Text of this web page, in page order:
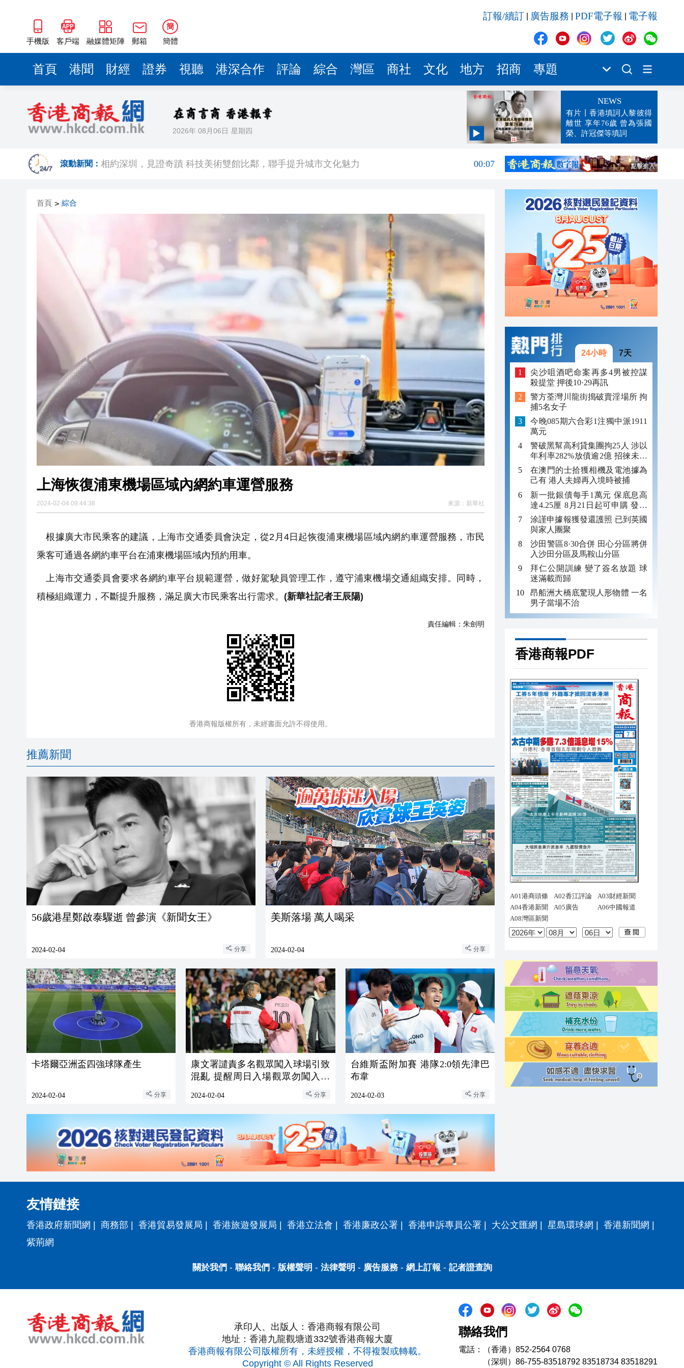
手機版 客戶端 融媒體矩陣 郵箱
簡
簡體
訂報/續訂 廣告服務 PDF電子報 電子報
首頁 港聞 財經 證券 視聽 港深合作 評論 綜合 灣區 商社 文化 地方 招商 專題
2026年 08月06日 星期四
NEWS
有片丨香港填詞人黎彼得
離世 享年76歲 曾為張國
榮、許冠傑等填詞
滾動新聞：
00:19
相約深圳，見證奇蹟 科技美術雙館比鄰，聯手提升城市文化魅力
00:07
有片丨孕婦羊水破裂即將臨盆 正遇晚高峰 情況危急 鐵騎交警一路開道護送
東涌巴士撞電單車 巴士司機涉危駕被捕
23:12
有片丨清淡不等於吃素！ 清淡飲食正在毀掉很多老人的晚年健康
首頁 > 綜合
上海恢復浦東機場區域內網約車運營服務
2024-02-04 09:44:38 來源： 新華社
根據廣大市民乘客的建議，上海市交通委員會決定，從2月4日起恢復浦東機場區域內網約車運營服務，市民
乘客可通過各網約車平台在浦東機場區域內預約用車。
上海市交通委員會要求各網約車平台規範運營，做好駕駛員管理工作，遵守浦東機場交通組織安排。同時，
積極組織運力，不斷提升服務，滿足廣大市民乘客出行需求。 (新華社記者王辰陽)
責任編輯： 朱劍明
香港商報版權所有，未經書面允許不得使用。
推薦新聞
56歲港星鄭啟泰驟逝 曾參演《新聞女王》
2024-02-04 分享
美斯落場 萬人喝采
2024-02-04 分享
卡塔爾亞洲盃四強球隊產生
2024-02-04 分享
康文署譴責多名觀眾闖入球場引致
混亂 提醒周日入場觀眾勿闖入草
2024-02-04 分享
台維斯盃附加賽 港隊2:0領先津巴
布韋
2024-02-03 分享
24小時 7天
尖沙咀酒吧命案再多4男被控謀
殺提堂 押後10·29再訊
警方荃灣川龍街搗破賣淫場所 拘
捕5名女子
今晚085期六合彩1注獨中派1911
萬元
警破黑幫高利貸集團拘25人 涉以
年利率282%放債逾2億 招徠未成
年追數
在澳門的士拾獲相機及電池據為
己有 港人夫婦再入境時被捕
新一批銀債每手1萬元 保底息高
達4.25厘 8月21日起可申購 發行
金額最多550億
涂謹申據報獲發還護照 已到英國
與家人團聚
沙田警區8·30合併 田心分區將併
入沙田分區及馬鞍山分區
拜仁公開訓練 變了簽名放題 球
迷滿載而歸
昂船洲大橋底驚現人形物體 一名
男子當場不治
香港商報PDF
友情鏈接
香港政府新聞網 商務部 香港貿易發展局 香港旅遊發展局 香港立法會 香港廉政公署 香港申訴專員公署 大公文匯網 星島環球網 香港新聞網
紫荊網
關於我們 - 聯絡我們 - 版權聲明 - 法律聲明 - 廣告服務- 網上訂報 - 記者證查詢
承印人、出版人：香港商報有限公司
地址：香港九龍觀塘道332號香港商報大廈
香港商報有限公司版權所有，未經授權，不得複製或轉載。
Copyright © All Rights Reserved
聯絡我們
電話：（香港）852-2564 0768
（深圳）86-755-83518792 83518734 83518291